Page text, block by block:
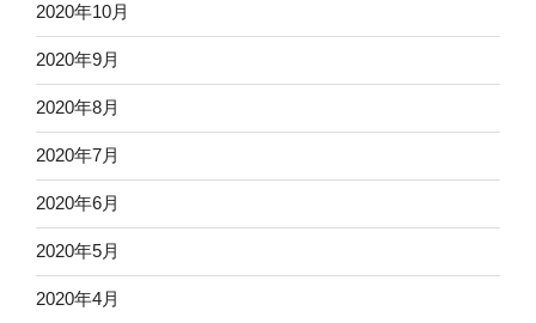
2020年10月
2020年9月
2020年8月
2020年7月
2020年6月
2020年5月
2020年4月